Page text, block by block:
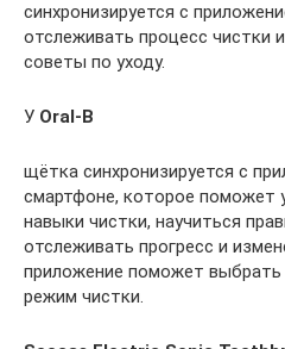
синхронизируется с
отслеживать процесс чистки
советы по уходу.
У Oral-B
щётка синхронизируется с
смартфоне, которое поможет
навыки чистки, научиться
отслеживать прогресс и
приложение поможет
режим чистки.